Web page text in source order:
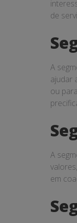
de
A
ajudar
ou
A
em